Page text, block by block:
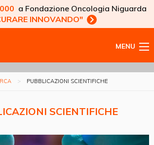
a Fondazione Oncologia Niguarda
INNOVANDO"
MENU
PUBBLICAZIONI SCIENTIFICHE
SCIENTIFICHE